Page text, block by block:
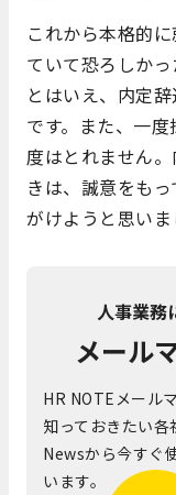
これから本格的
ていて恐ろしか
とはいえ、内定
です。また、一
度はとれません
きは、誠意をも
がけようと思いま
人事業務
メール
HR NOTEメール
知っておきたい
Newsから今すぐ
います。